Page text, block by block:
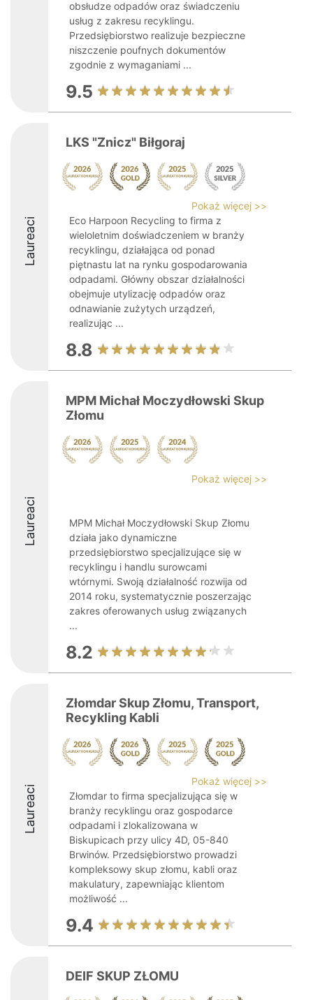
obsłudze odpadów oraz świadczeniu
usług z zakresu recyklingu.
Przedsiębiorstwo realizuje bezpieczne
niszczenie poufnych dokumentów
zgodnie z wymaganiami ...
9.5
Laureaci
LKS "Znicz" Biłgoraj
Pokaż więcej >>
Eco Harpoon Recycling to firma z
wieloletnim doświadczeniem w branży
recyklingu, działająca od ponad
piętnastu lat na rynku gospodarowania
odpadami. Główny obszar działalności
obejmuje utylizację odpadów oraz
odnawianie zużytych urządzeń,
realizując ...
8.8
Laureaci
MPM Michał Moczydłowski Skup
Złomu
Pokaż więcej >>
MPM Michał Moczydłowski Skup Złomu
działa jako dynamiczne
przedsiębiorstwo specjalizujące się w
recyklingu i handlu surowcami
wtórnymi. Swoją działalność rozwija od
2014 roku, systematycznie poszerzając
zakres oferowanych usług związanych
...
8.2
Laureaci
Złomdar Skup Złomu, Transport,
Recykling Kabli
Pokaż więcej >>
Złomdar to firma specjalizująca się w
branży recyklingu oraz gospodarce
odpadami i zlokalizowana w
Biskupicach przy ulicy 4D, 05-840
Brwinów. Przedsiębiorstwo prowadzi
kompleksowy skup złomu, kabli oraz
makulatury, zapewniając klientom
możliwość ...
9.4
DEIF SKUP ZŁOMU